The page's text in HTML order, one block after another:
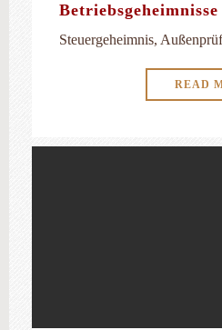
Betriebsgeheimnisse
Steuergeheimnis,
READ